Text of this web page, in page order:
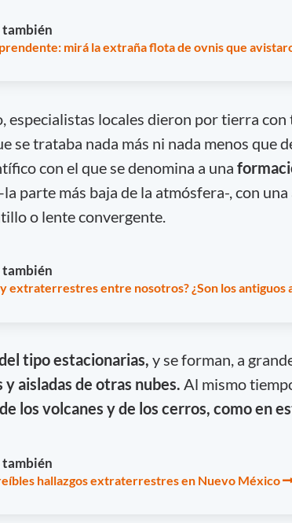
también
mirá la extraña flota de ovnis que
especialistas locales dieron por tierra con
se trataba nada más ni nada menos que
con el que se denomina a una
parte más baja de la atmósfera-, con
o lente convergente.
también
extraterrestres entre nosotros? ¿Son los antiguos
tipo estacionarias, y se forman, a
y aisladas de otras nubes. Al mismo
los volcanes y de los cerros, como en
también
hallazgos extraterrestres en Nuevo México